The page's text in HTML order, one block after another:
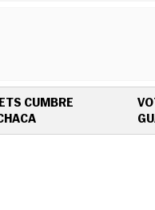
CUMBRE
OPENS IN NEW